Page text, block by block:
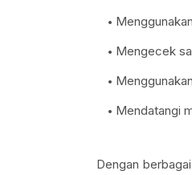
Mengecek
Mendatangi
Dengan